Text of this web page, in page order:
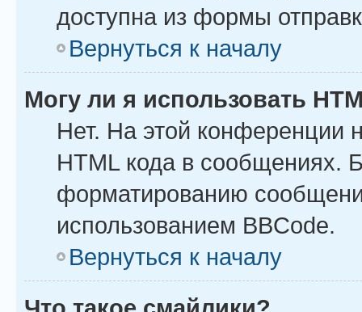
доступна из формы
Вернуться к началу
Могу ли я использовать
Нет. На этой конференции
HTML кода в сообщениях.
форматированию
использованием BBCode.
Вернуться к началу